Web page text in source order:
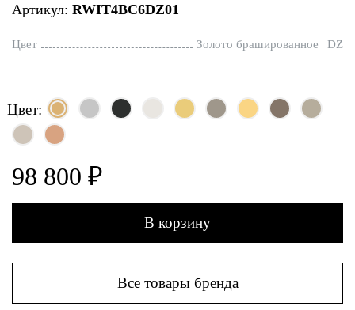
Артикул: RWIT4BC6DZ01
Цвет Золото брашированное | DZ
Цвет:
98 800 ₽
В корзину
Все товары бренда